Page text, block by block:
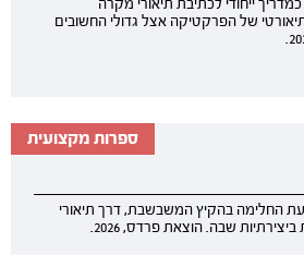
ייחודי לכתיבת תיאורי מקרה
של הפרקטיקה אצל גדולי החשובים
ספרות מקצועית
החלימה בהקיץ המשבשבת, דרך תיאורי
שבה. הוצאת פרדס, 2026.